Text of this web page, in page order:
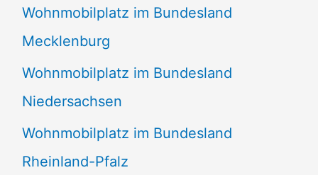
Wohnmobilplatz im Bundesland
Mecklenburg
Wohnmobilplatz im Bundesland
Niedersachsen
Wohnmobilplatz im Bundesland
Rheinland-Pfalz